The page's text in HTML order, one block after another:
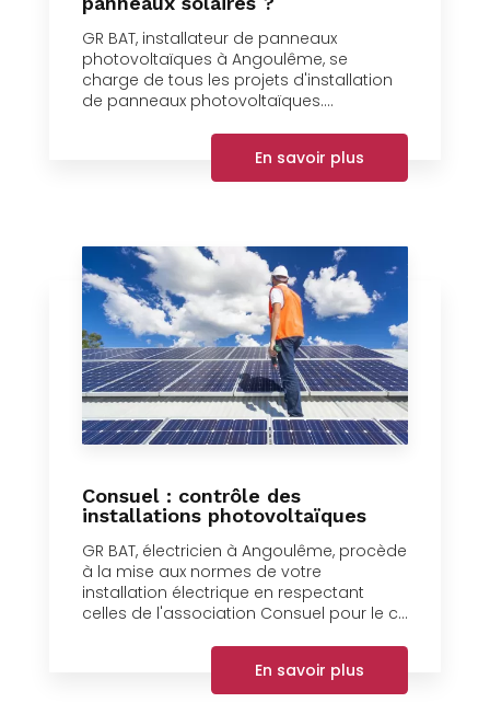
GR BAT, installateur de panneaux
photovoltaïques à Angoulême, se
charge de tous les projets d'installation
de panneaux photovoltaïques....
En savoir plus
Consuel : contrôle des
installations photovoltaïques
GR BAT, électricien à Angoulême, procède
à la mise aux normes de votre
installation électrique en respectant
celles de l'association Consuel pour le c...
En savoir plus